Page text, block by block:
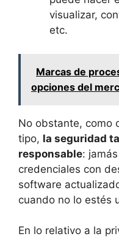
visualizar,
etc.
Marcas de
opciones del
No obstante, como
tipo, la seguridad
responsable:
credenciales con
software
cuando no lo estés
En lo relativo a la